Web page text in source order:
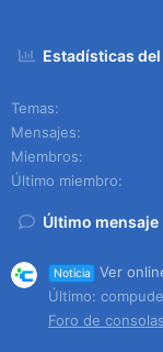
Estadísticas
Temas
Mensajes
Miembros
Último miembro
Último mensaje
Noticia
Ver
Último:
Foro de